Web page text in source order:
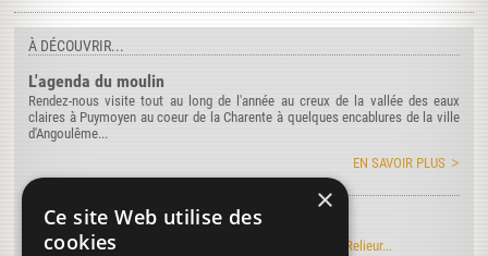
À DÉCOUVRIR...
L'agenda du moulin
Rendez-nous visite tout au long de l'année au creux de la vallée des eaux
claires à Puymoyen au coeur de la Charente à quelques encablures de la ville
d'Angoulême...
EN SAVOIR PLUS
Manuel Roret du Relieur
Découvrez l'édition électronique du manuel Roret du Relieur...
×
Ce site Web utilise des
cookies